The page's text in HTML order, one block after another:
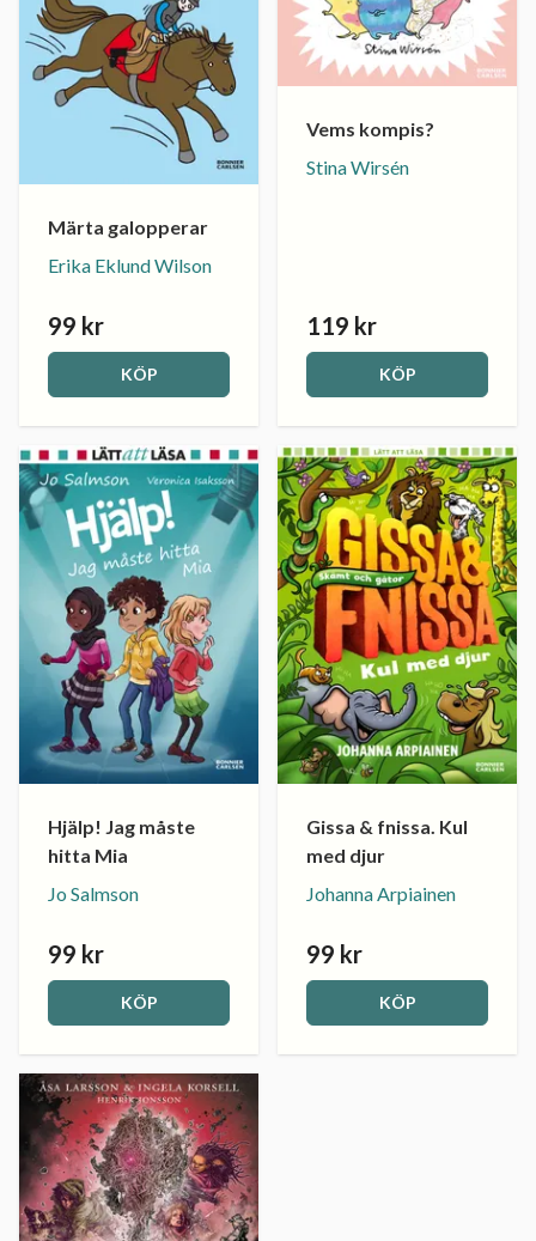
Märta galopperar
Erika Eklund Wilson
99 kr
KÖP
Vems kompis?
Stina Wirsén
119 kr
KÖP
Hjälp! Jag måste
hitta Mia
Jo Salmson
99 kr
KÖP
Gissa & fnissa. Kul
med djur
Johanna Arpiainen
99 kr
KÖP